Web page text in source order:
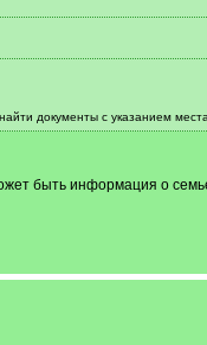
документы с указанием
быть информация о